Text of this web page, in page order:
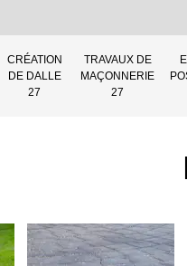
CRÉATION
DE DALLE
27
TRAVAUX DE
MAÇONNERIE
27